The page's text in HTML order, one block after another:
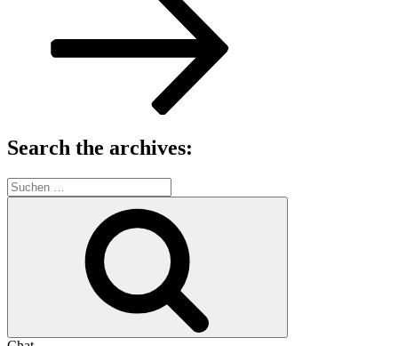
Search the archives:
Suche
nach: